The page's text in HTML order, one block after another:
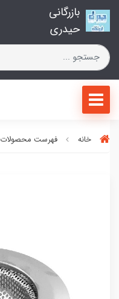
بازرگانی
حیدری
خانه فهرست محصولات